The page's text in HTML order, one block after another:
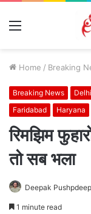
Menu
Home / Breaking
Breaking News Delhi
Faridabad
Haryana
रिमझिम
तो सब भला
Deepak Pushpdeep
1 minute read